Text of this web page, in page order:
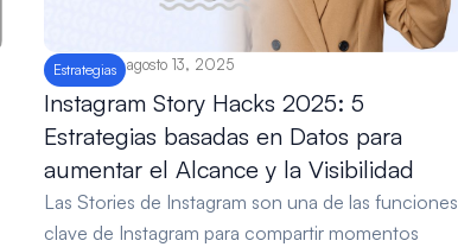
Estrategias agosto 13, 2025
Instagram Story Hacks 2025: 5
Estrategias basadas en Datos para
aumentar el Alcance y la Visibilidad
Las Stories de Instagram son una de las funciones
clave de Instagram para compartir momentos